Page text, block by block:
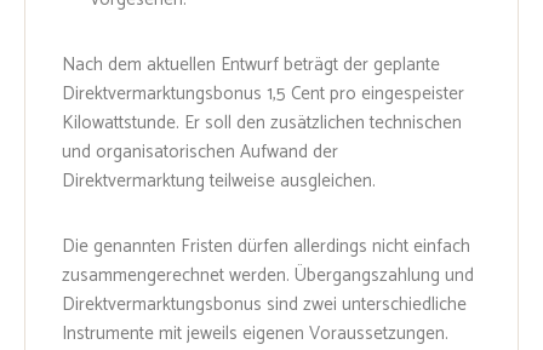
Nach dem aktuellen Entwurf beträgt der geplante
Direktvermarktungsbonus 1,5 Cent pro eingespeister
Kilowattstunde. Er soll den zusätzlichen technischen
und organisatorischen Aufwand der
Direktvermarktung teilweise ausgleichen.
Die genannten Fristen dürfen allerdings nicht einfach
zusammengerechnet werden. Übergangszahlung und
Direktvermarktungsbonus sind zwei unterschiedliche
Instrumente mit jeweils eigenen Voraussetzungen.